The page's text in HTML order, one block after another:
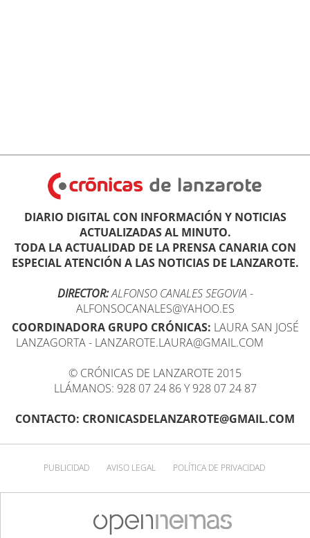
DIARIO DIGITAL CON INFORMACIÓN Y NOTICIAS
ACTUALIZADAS AL MINUTO.
TODA LA ACTUALIDAD DE LA PRENSA CANARIA CON
ESPECIAL ATENCIÓN A LAS NOTICIAS DE LANZAROTE.
DIRECTOR:ALFONSO CANALES SEGOVIA -
ALFONSOCANALES@YAHOO.ES
COORDINADORA GRUPO CRÓNICAS: LAURA SAN JOSÉ
LANZAGORTA - LANZAROTE.LAURA@GMAIL.COM
© CRÓNICAS DE LANZAROTE 2015
LLÁMANOS: 928 07 24 86 Y 928 07 24 87
CONTACTO: CRONICASDELANZAROTE@GMAIL.COM
PUBLICIDAD AVISO LEGAL POLÍTICA DE PRIVACIDAD